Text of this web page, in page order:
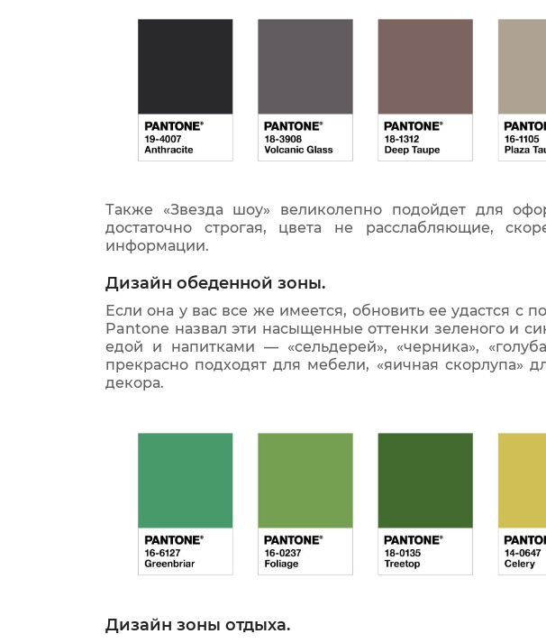
Также «Звезда шоу» великолепно подойдет для
достаточно строгая, цвета не расслабляющие,
информации.
Дизайн обеденной зоны.
Если она у вас все же имеется, обновить ее удастся
Pantone назвал эти насыщенные оттенки зеленого и
едой и напитками — «сельдерей», «черника»,
прекрасно подходят для мебели, «яичная скорлупа»
декора.
Дизайн зоны отдыха.